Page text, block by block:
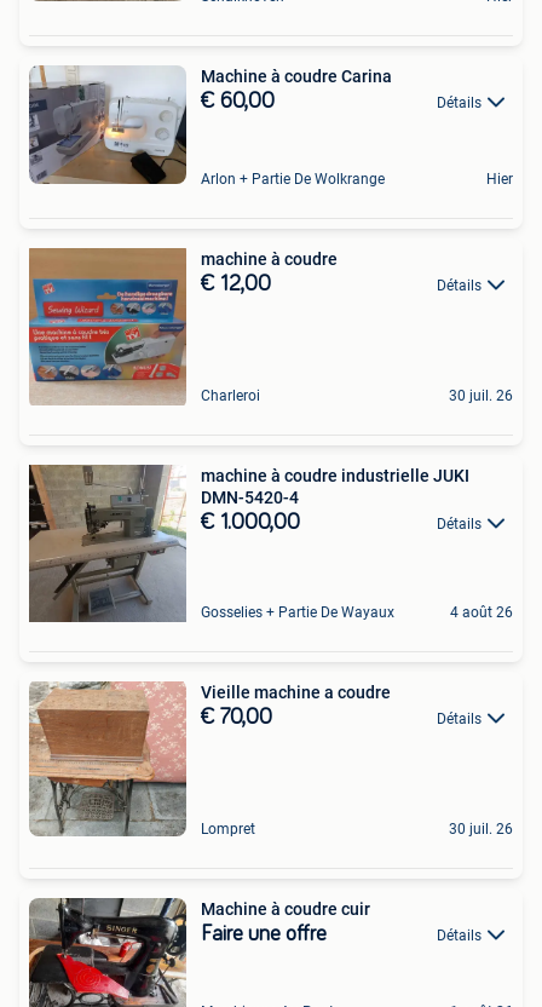
Machine à coudre Carina
€ 60,00 Détails
Arlon + Partie De Wolkrange Hier
machine à coudre
€ 12,00 Détails
Charleroi 30 juil. 26
machine à coudre industrielle JUKI
DMN-5420-4
€ 1.000,00 Détails
Gosselies + Partie De Wayaux 4 août 26
Vieille machine a coudre
€ 70,00 Détails
Lompret 30 juil. 26
Machine à coudre cuir
Faire une offre Détails